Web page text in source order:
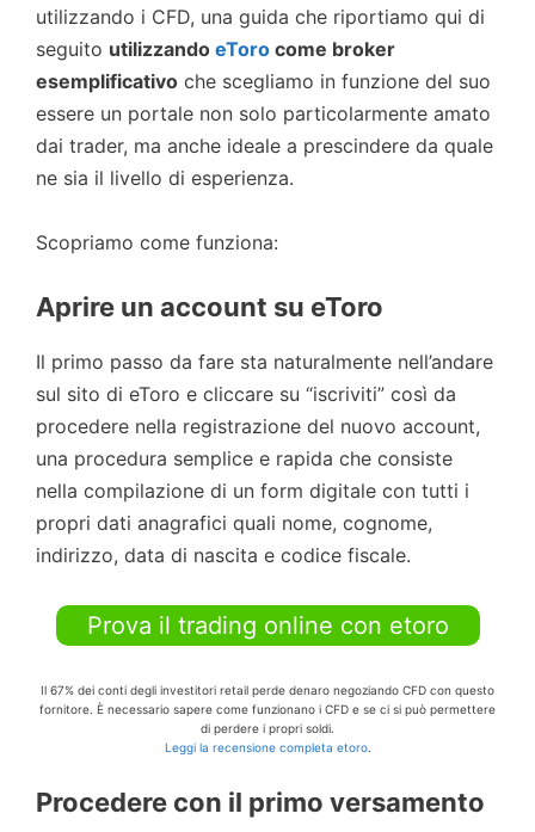
utilizzando i CFD, una guida che riportiamo qui di
seguito utilizzando eToro come broker
esemplificativo che scegliamo in funzione del suo
essere un portale non solo particolarmente amato
dai trader, ma anche ideale a prescindere da quale
ne sia il livello di esperienza.
Scopriamo come funziona:
Aprire un account su eToro
Il primo passo da fare sta naturalmente nell’andare
sul sito di eToro e cliccare su “iscriviti” così da
procedere nella registrazione del nuovo account,
una procedura semplice e rapida che consiste
nella compilazione di un form digitale con tutti i
propri dati anagrafici quali nome, cognome,
indirizzo, data di nascita e codice fiscale.
Prova il trading online con etoro
Il 67% dei conti degli investitori retail perde denaro negoziando CFD con questo
fornitore. È necessario sapere come funzionano i CFD e se ci si può permettere
di perdere i propri soldi.
Leggi la recensione completa etoro.
Procedere con il primo versamento